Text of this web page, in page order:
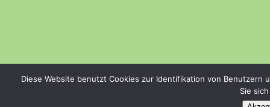
Diese Website benutzt Cookies zur Identifikation von
Sie